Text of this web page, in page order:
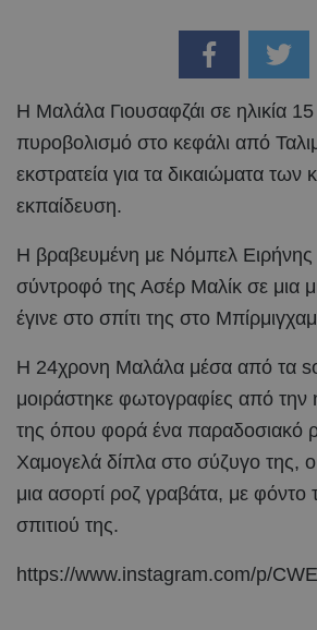
Η Μαλάλα Γιουσαφζάι σε ηλικία 15
πυροβολισμό στο κεφάλι από
εκστρατεία για τα δικαιώματα των
εκπαίδευση.
Η βραβευμένη με Νόμπελ Ειρήνης
σύντροφό της Ασέρ Μαλίκ σε μια
έγινε στο σπίτι της στο
Η 24χρονη Μαλάλα μέσα από τα
μοιράστηκε φωτογραφίες από την
της όπου φορά ένα παραδοσιακό
Χαμογελά δίπλα στο σύζυγο της,
μια ασορτί ροζ γραβάτα, με φόντο
σπιτιού της.
https://www.instagram.com/p/